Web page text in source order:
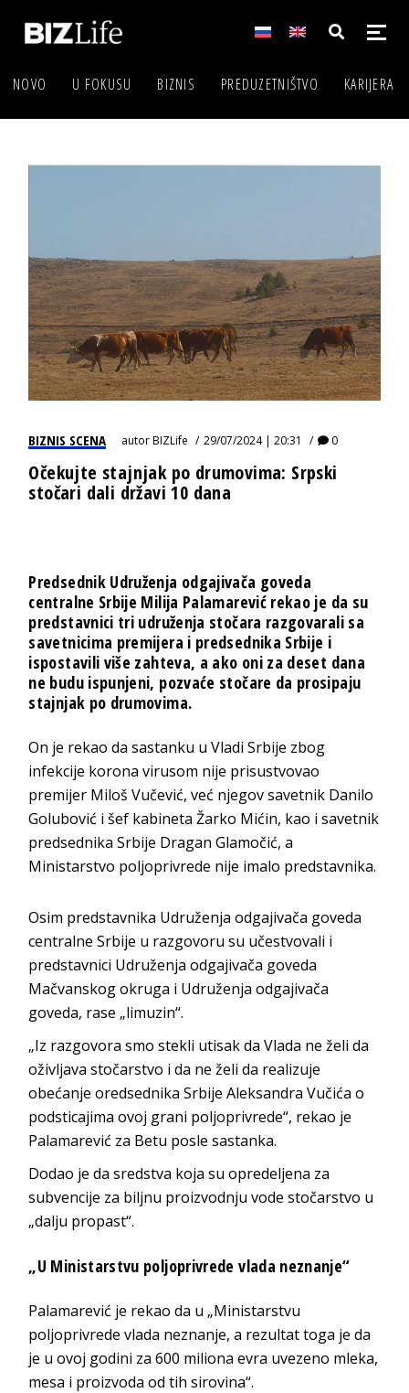
NOVO U FOKUSU BIZNIS PREDUZETNIŠTVO KARIJERA
BIZNIS SCENA autorBIZLife 29/07/2024 | 20:31 0
Očekujte stajnjak po drumovima: Srpski
stočari dali državi 10 dana
Predsednik Udruženja odgajivača goveda
centralne Srbije Milija Palamarević rekao je da su
predstavnici tri udruženja stočara razgovarali sa
savetnicima premijera i predsednika Srbije i
ispostavili više zahteva, a ako oni za deset dana
ne budu ispunjeni, pozvaće stočare da prosipaju
stajnjak po drumovima.
On je rekao da sastanku u Vladi Srbije zbog
infekcije korona virusom nije prisustvovao
premijer Miloš Vučević, već njegov savetnik Danilo
Golubović i šef kabineta Žarko Mićin, kao i savetnik
predsednika Srbije Dragan Glamočić, a
Ministarstvo poljoprivrede nije imalo predstavnika.
Osim predstavnika Udruženja odgajivača goveda
centralne Srbije u razgovoru su učestvovali i
predstavnici Udruženja odgajivača goveda
Mačvanskog okruga i Udruženja odgajivača
goveda, rase „limuzin“.
„Iz razgovora smo stekli utisak da Vlada ne želi da
oživljava stočarstvo i da ne želi da realizuje
obećanje oredsednika Srbije Aleksandra Vučića o
podsticajima ovoj grani poljoprivrede“, rekao je
Palamarević za Betu posle sastanka.
Dodao je da sredstva koja su opredeljena za
subvencije za biljnu proizvodnju vode stočarstvo u
„dalju propast“.
„U Ministarstvu poljoprivrede vlada neznanje“
Palamarević je rekao da u „Ministarstvu
poljoprivrede vlada neznanje, a rezultat toga je da
je u ovoj godini za 600 miliona evra uvezeno mleka,
mesa i proizvoda od tih sirovina“.